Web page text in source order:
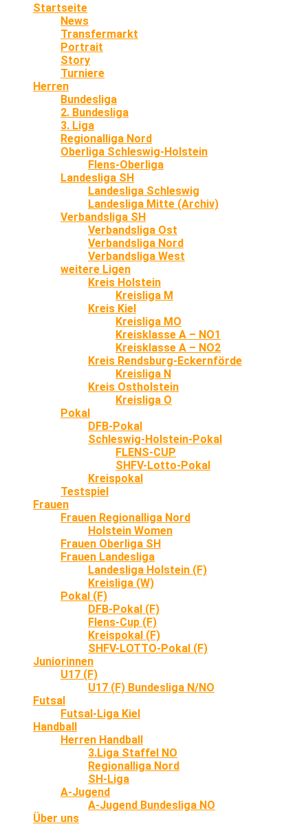
Startseite
News
Transfermarkt
Portrait
Story
Turniere
Herren
Bundesliga
2. Bundesliga
3. Liga
Regionalliga Nord
Oberliga Schleswig-Holstein
Flens-Oberliga
Landesliga SH
Landesliga Schleswig
Landesliga Mitte (Archiv)
Verbandsliga SH
Verbandsliga Ost
Verbandsliga Nord
Verbandsliga West
weitere Ligen
Kreis Holstein
Kreisliga M
Kreis Kiel
Kreisliga MO
Kreisklasse A – NO1
Kreisklasse A – NO2
Kreis Rendsburg-Eckernförde
Kreisliga N
Kreis Ostholstein
Kreisliga O
Pokal
DFB-Pokal
Schleswig-Holstein-Pokal
FLENS-CUP
SHFV-Lotto-Pokal
Kreispokal
Testspiel
Frauen
Frauen Regionalliga Nord
Holstein Women
Frauen Oberliga SH
Frauen Landesliga
Landesliga Holstein (F)
Kreisliga (W)
Pokal (F)
DFB-Pokal (F)
Flens-Cup (F)
Kreispokal (F)
SHFV-LOTTO-Pokal (F)
Juniorinnen
U17 (F)
U17 (F) Bundesliga N/NO
Futsal
Futsal-Liga Kiel
Handball
Herren Handball
3.Liga Staffel NO
Regionalliga Nord
SH-Liga
A-Jugend
A-Jugend Bundesliga NO
Über uns